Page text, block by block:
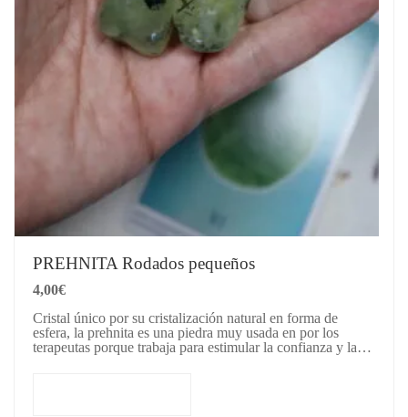
PREHNITA Rodados pequeños
4,00€
Cristal único por su cristalización natural en forma de
esfera, la prehnita es una piedra muy usada en por los
terapeutas porque trabaja para estimular la confianza y la…